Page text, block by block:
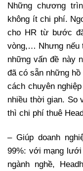
Những chương
không ít chi phí.
cho HR từ bước
vòng,… Nhưng nếu
những vấn đề này
đã có sẵn những
cách chuyên
nhiều thời gian. So
thì chi phí thuê
– Giúp doanh
99%: với mạng lưới
ngành nghề,